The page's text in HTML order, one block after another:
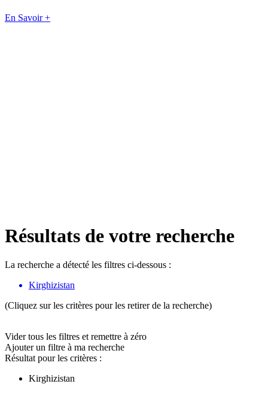
En Savoir +
Résultats de votre recherche
La recherche a détecté les filtres ci-dessous :
Kirghizistan
(Cliquez sur les critères pour les retirer de la recherche)
Vider tous les filtres et remettre à zéro
Ajouter un filtre à ma recherche
Résultat pour les critères :
Kirghizistan